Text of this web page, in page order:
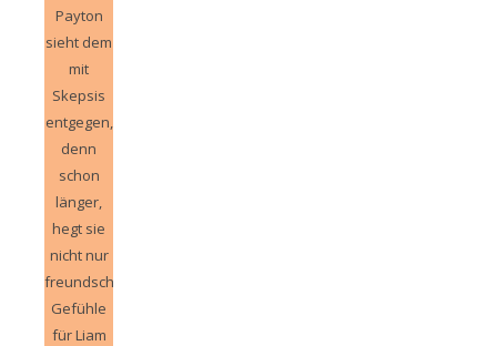
Payton
sieht dem
mit
Skepsis
entgegen,
denn
schon
länger,
hegt sie
nicht nur
freundschaftliche
Gefühle
für Liam